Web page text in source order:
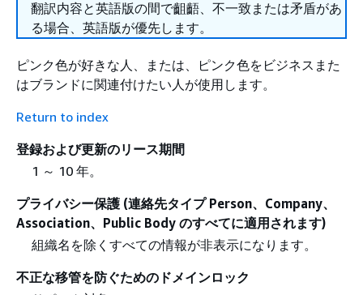
翻訳内容と英語版の間で齟齬、不一致または矛盾があ
る場合、英語版が優先します。
ピンク色が好きな人、または、ピンク色をビジネスまた
はブランドに関連付けたい人が使用します。
Return to index
登録および更新のリース期間
1 ～ 10 年。
プライバシー保護 (連絡先タイプ Person、Company、
Association、Public Body のすべてに適用されます)
組織名を除くすべての情報が非表示になります。
不正な移管を防ぐためのドメインロック